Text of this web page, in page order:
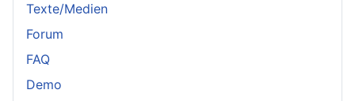
Texte/Medien
Forum
FAQ
Demo